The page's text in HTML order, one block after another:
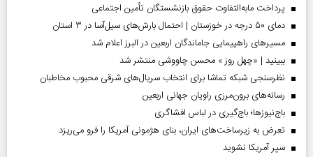
پرداخت مابه‌التفاوت حقوق بازنشستگان تأمین اجتماعی
دمای ۵۰ درجه در خوزستان | احتمال بارش‌های سیل‌آسا در ۳ استان
مسیر‌های راهپیمایی جاماندگان اربعین در البرز اعلام شد
ببینید | «چهل روز » محسن چاووشی منتشر شد
نظرسنجی شبکه تماشا برای انتخاب سریال‌های شرقی محبوب مخاطبان
رسانه‌های برون‌مرزی راویان جهانی اربعین
باج‌نیوزها؛ باج‌گیری در لباس افشاگری
تعرض به زیرساخت‌های ایران، بنای هژمونی آمریکا را فرو می‌ریزد
سپر آمریکا نشوید